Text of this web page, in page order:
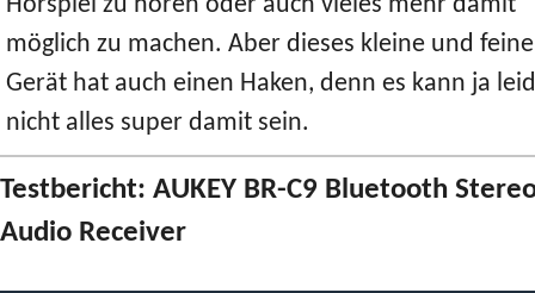
möglich zu machen. Aber dieses kleine und feine
Gerät hat auch einen Haken, denn es kann ja
nicht alles super damit sein.
Testbericht: AUKEY BR-C9 Bluetooth
Audio Receiver